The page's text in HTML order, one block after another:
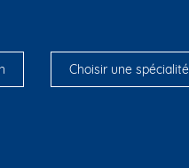
Choisir une spécialité